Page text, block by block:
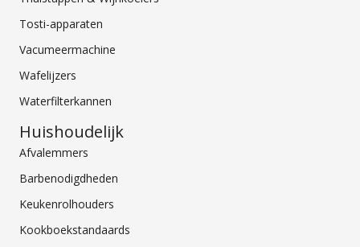
Tosti-apparaten
Vacumeermachine
Wafelijzers
Waterfilterkannen
Huishoudelijk
Afvalemmers
Barbenodigdheden
Keukenrolhouders
Kookboekstandaards